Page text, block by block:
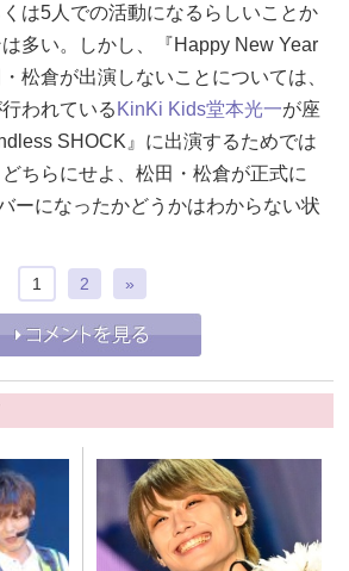
は5人での活動になるらしいことか
多い。しかし、『Happy New Year
松倉が出演しないことについては、
われている KinKi Kids堂本光一が座
SHOCK』に出演するためでは
ちらにせよ、松田・松倉が正式に
ーになったかどうかはわからない状
1 2 »